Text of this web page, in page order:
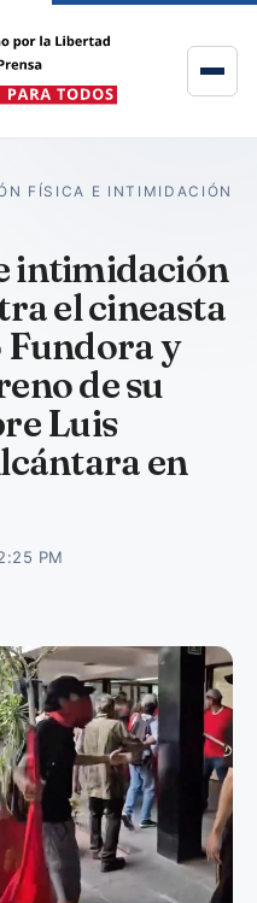
FÍSICA E INTIMIDACIÓN
intimidación
el cineasta
Fundora y
de su
Luis
en
PM